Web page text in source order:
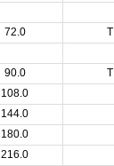
72.0 T
90.0 T
108.0
144.0
180.0
216.0